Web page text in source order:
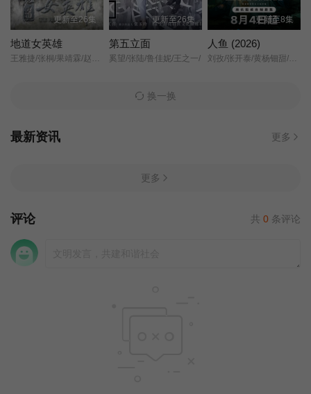
更新至26集
地道女英雄
更新至26集
第五立面
奚望/张陆/鲁佳妮/王之一/
更新至8集
人鱼 (2026)
刘孜/张开泰/黄杨钿甜/董勇/张帆/陈创/何思甜/张棪琰/罗海琼/是安/赵健/段钰/董向荣/薛佳凝/方晓东/李庆誉/张译文/
换一换
最新资讯 更多
更多
评论 共 0 条评论